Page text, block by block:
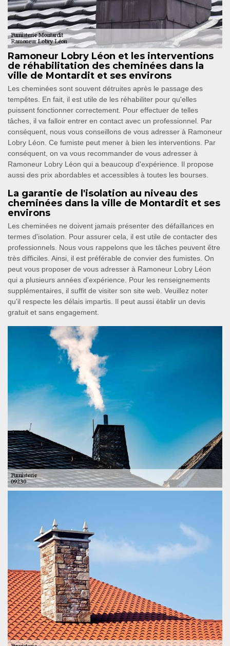
Ramoneur Lobry Léon et les interventions
de réhabilitation des cheminées dans la
ville de Montardit et ses environs
Les cheminées sont souvent détruites après le passage des
tempêtes. En fait, il est utile de les réhabiliter pour qu'elles
puissent fonctionner correctement. Pour effectuer de telles
tâches, il va falloir entrer en contact avec un professionnel. Par
conséquent, nous vous conseillons de vous adresser à Ramoneur
Lobry Léon. Ce fumiste peut mener à bien les interventions. Par
conséquent, on va vous recommander de vous adresser à
Ramoneur Lobry Léon qui a beaucoup d'expérience. Il propose
aussi des prix abordables et accessibles à toutes les bourses.
La garantie de l'isolation au niveau des
cheminées dans la ville de Montardit et ses
environs
Les cheminées ne doivent jamais présenter des défaillances en
termes d'isolation. Pour assurer cela, il est utile de contacter des
professionnels. Nous vous rappelons que les tâches peuvent être
très difficiles. Ainsi, il est préférable de convier des fumistes. On
peut vous proposer de vous adresser à Ramoneur Lobry Léon
qui a plusieurs années d'expérience. Pour les renseignements
supplémentaires, il suffit de visiter son site web. Veuillez noter
qu'il respecte les délais impartis. Il peut aussi établir un devis
gratuit et sans engagement.